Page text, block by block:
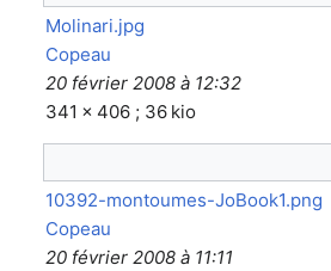
Molinari.jpg
Copeau
20 février 2008 à 12:32
341 × 406 ; 36 kio
10392-montoumes-JoBook1.png
Copeau
20 février 2008 à 11:11